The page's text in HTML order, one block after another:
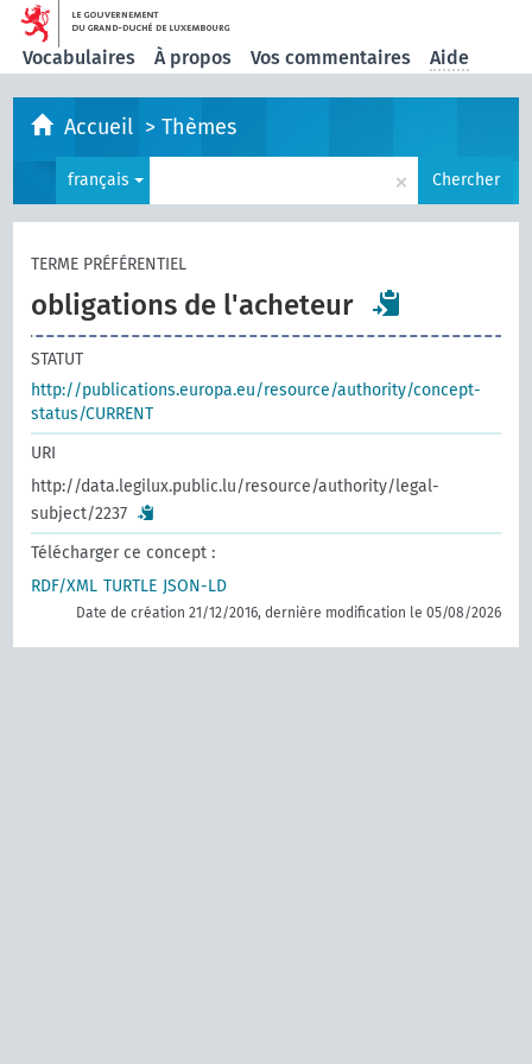
Vocabulaires À propos Vos commentaires Aide
Accueil >Thèmes
français × Chercher
TERME PRÉFÉRENTIEL
obligations de l'acheteur
STATUT
http://publications.europa.eu/resource/authority/concept-
status/CURRENT
URI
http://data.legilux.public.lu/resource/authority/legal-
subject/2237
Télécharger ce concept :
RDF/XML TURTLE JSON-LD
Date de création 21/12/2016, dernière modification le 05/08/2026